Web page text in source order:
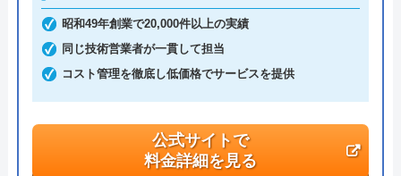
大阪府大阪市浪速区大国2丁目1番6号
昭和49年創業で20,000件以上の実績
同じ技術営業者が一貫して担当
コスト管理を徹底し低価格でサービスを提供
公式サイトで
料金詳細を見る